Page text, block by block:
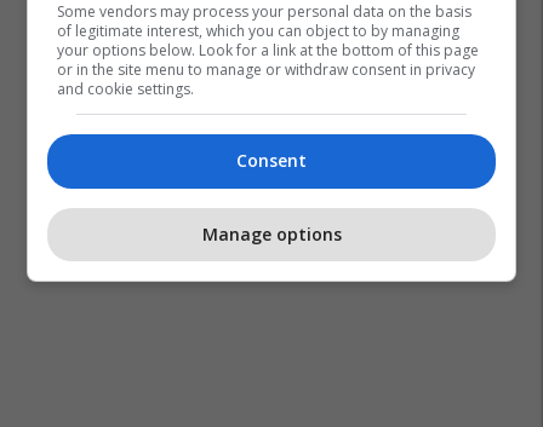
Some vendors may process your personal data on the basis
of legitimate interest, which you can object to by managing
your options below. Look for a link at the bottom of this page
or in the site menu to manage or withdraw consent in privacy
and cookie settings.
Consent
Manage options